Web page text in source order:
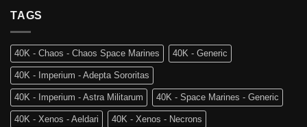
Edizione
di
Age
of
Sigmar
The
Old
World
tra
noi!
TAGS
40K - Chaos - Chaos Space Marines 40K - Generic
40K - Imperium - Adepta Sororitas
40K - Imperium - Astra Militarum 40K - Space Marines - Generic
40K - Xenos - Aeldari 40K - Xenos - Necrons